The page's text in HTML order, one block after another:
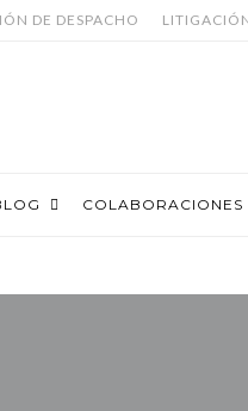
DE DESPACHO
COLABORACIONES